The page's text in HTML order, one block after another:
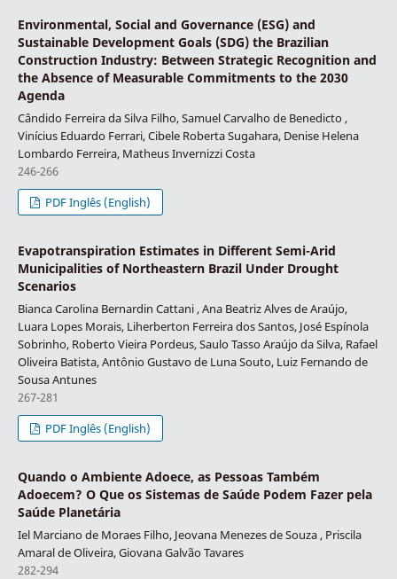
Environmental, Social and Governance (ESG) and
Sustainable Development Goals (SDG) the Brazilian
Construction Industry: Between Strategic Recognition and
the Absence of Measurable Commitments to the 2030
Agenda
Cândido Ferreira da Silva Filho, Samuel Carvalho de Benedicto ,
Vinícius Eduardo Ferrari, Cibele Roberta Sugahara, Denise Helena
Lombardo Ferreira, Matheus Invernizzi Costa
246-266
PDF Inglês (English)
Evapotranspiration Estimates in Different Semi-Arid
Municipalities of Northeastern Brazil Under Drought
Scenarios
Bianca Carolina Bernardin Cattani , Ana Beatriz Alves de Araújo,
Luara Lopes Morais, Liherberton Ferreira dos Santos, José Espínola
Sobrinho, Roberto Vieira Pordeus, Saulo Tasso Araújo da Silva, Rafael
Oliveira Batista, Antônio Gustavo de Luna Souto, Luiz Fernando de
Sousa Antunes
267-281
PDF Inglês (English)
Quando o Ambiente Adoece, as Pessoas Também
Adoecem? O Que os Sistemas de Saúde Podem Fazer pela
Saúde Planetária
Iel Marciano de Moraes Filho, Jeovana Menezes de Souza , Priscila
Amaral de Oliveira, Giovana Galvão Tavares
282-294